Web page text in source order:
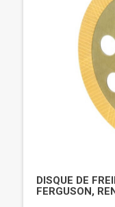
DISQUE DE
FERGUSON,